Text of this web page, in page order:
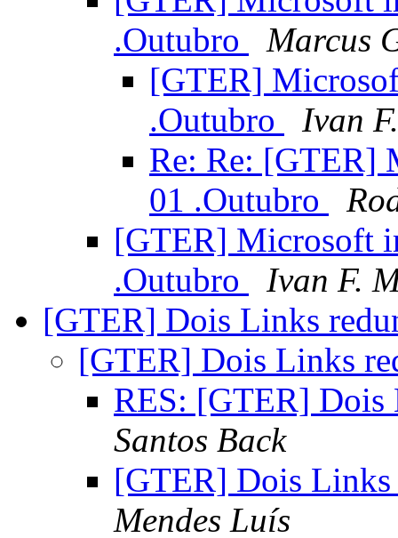
.Outubro
Marcus
[GTER]
.Outubro
Ivan
Re: Re: [GTER]
01 .Outubro
[GTER] Microsoft
.Outubro
Ivan F.
[GTER] Dois Links
[GTER] Dois Links
RES: [GTER] Dois
Santos Back
[GTER] Dois Links
Mendes Luís